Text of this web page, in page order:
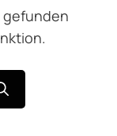
gefunden